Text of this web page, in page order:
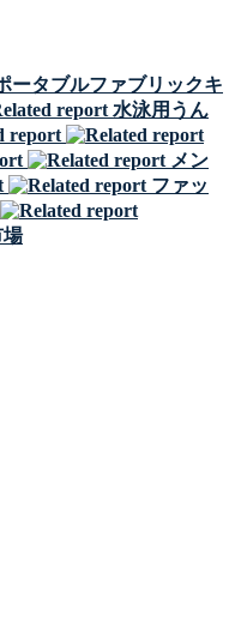
ータブルファブリックキ
水泳用うん
メン
ファッ
場